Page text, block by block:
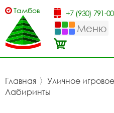
Тамбов +7 (930) 791-
Меню
Главная 〉 Уличное
Лабиринты